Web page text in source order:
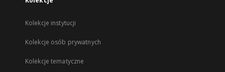
Kolekcje instytucji
Kolekcje osób prywatnych
Kolekcje tematyczne